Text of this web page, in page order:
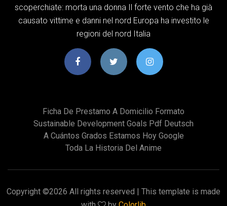
scoperchiate: morta una donna Il forte vento che ha già
causato vittime e danni nel nord Europa ha investito le
regioni del nord Italia
Ficha De Prestamo A Domicilio Formato
Sustainable Development Goals Pdf Deutsch
A Cuántos Grados Estamos Hoy Google
Toda La Historia Del Anime
Copyright ©2026 All rights reserved | This template is made